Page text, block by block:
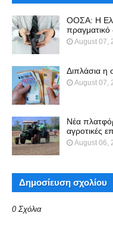
ΟΟΣΑ: Η
πραγματικό
August 07,
Διπλάσια η
August 07,
Νέα
αγροτικές
August 06,
Δημοσίευση σχολίου
0 Σχόλια